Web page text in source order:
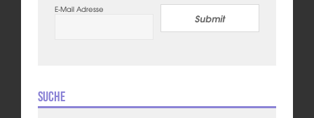
E-Mail Adresse
Submit
Suche